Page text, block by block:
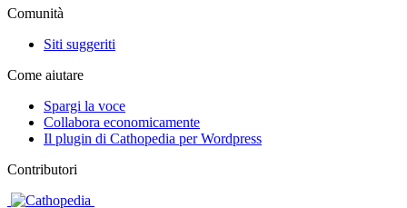
Comunità
Siti suggeriti
Come aiutare
Spargi la voce
Collabora economicamente
Il plugin di Cathopedia per Wordpress
Contributori